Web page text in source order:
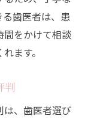
歯医者は、患
間をかけて相談
ます。
判
、歯医者選び